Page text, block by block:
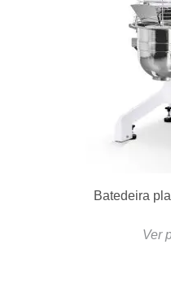
Racks
Ver